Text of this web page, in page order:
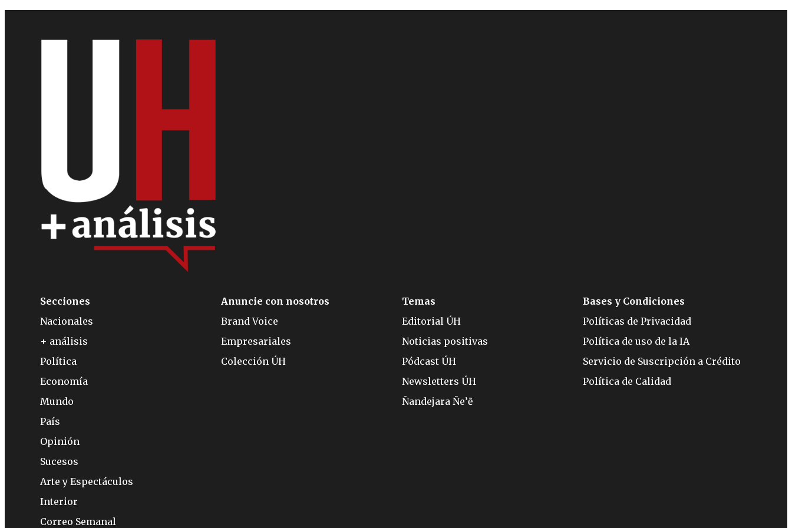
Secciones
Nacionales
+ análisis
Política
Economía
Mundo
País
Opinión
Sucesos
Arte y Espectáculos
Interior
Correo Semanal
Anuncie con nosotros
Brand Voice
Empresariales
Colección ÚH
Temas
Editorial ÚH
Noticias positivas
Pódcast ÚH
Newsletters ÚH
Ñandejara Ñe’ẽ
Bases y Condiciones
Políticas de Privacidad
Política de uso de la IA
Servicio de Suscripción a Crédito
Política de Calidad